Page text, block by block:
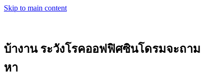
Skip to main content
บ้างาน ระวังโรคออฟฟิศซินโดรมจะถาม
หา